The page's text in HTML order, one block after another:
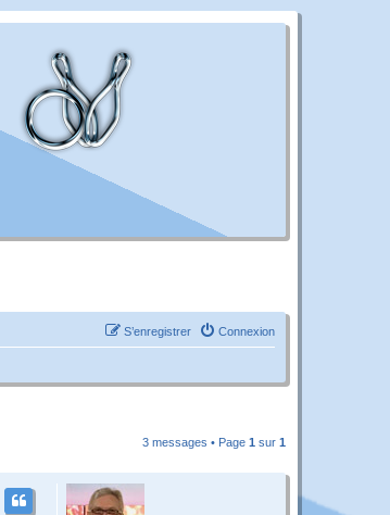
Connexion
S’enregistrer
3 messages • Page 1 sur 1